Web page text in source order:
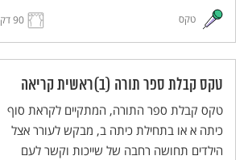
לאומית (מתן תורה). טקס זה שם דגש על
המשמעות הלאומית, שבה קבוצת אנשים הופכת
טקס 90 דקות
טקס קבלת ספר תורה (ב)ראשית קריאה
טקס קבלת ספר התורה, המתקיים לקראת סוף
כיתה א או בתחילת כיתה ב, מבקש לעורר אצל
הילדים תחושה רחבה של שייכות וקשר לעם